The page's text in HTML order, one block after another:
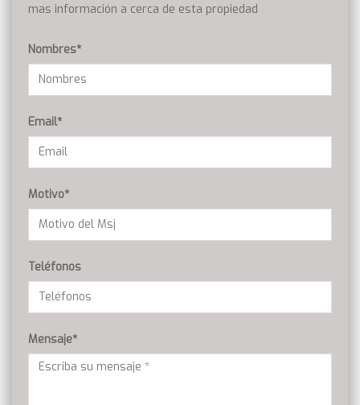
mas información a cerca de esta propiedad
Nombres*
Email*
Motivo*
Teléfonos
Mensaje*